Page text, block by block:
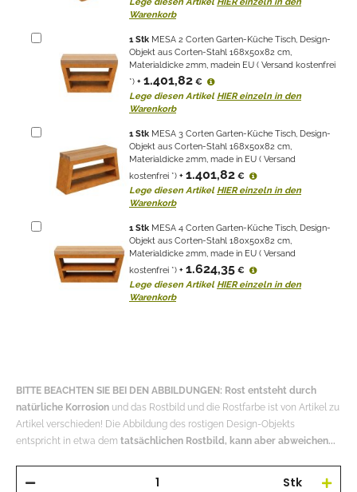
Warenkorb
1Stk MESA 2 Corten Garten-Küche Tisch, Design-
Objekt aus Corten-Stahl 168x50x82 cm,
Materialdicke 2mm, madein EU ( Versand kostenfrei
*) + 1.401,82 €
Lege diesen Artikel HIER einzeln in den
Warenkorb
1Stk MESA 3 Corten Garten-Küche Tisch, Design-
Objekt aus Corten-Stahl 168x50x82 cm,
Materialdicke 2mm, made in EU ( Versand
kostenfrei *) + 1.401,82 €
Lege diesen Artikel HIER einzeln in den
Warenkorb
1Stk MESA 4 Corten Garten-Küche Tisch, Design-
Objekt aus Corten-Stahl 180x50x82 cm,
Materialdicke 2mm, made in EU ( Versand
kostenfrei *) + 1.624,35 €
Lege diesen Artikel HIER einzeln in den
Warenkorb
BITTE BEACHTEN SIE BEI DEN ABBILDUNGEN: Rost entsteht durch
natürliche Korrosion und das Rostbild und die Rostfarbe ist von Artikel zu
Artikel verschieden! Die Abbildung des rostigen Design-Objekts
entspricht in etwa dem tatsächlichen Rostbild, kann aber abweichen...
Stk